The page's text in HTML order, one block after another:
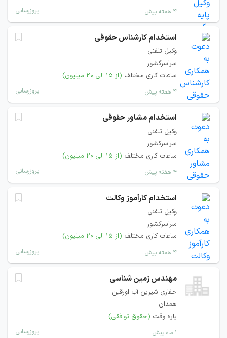
۴ هفته پیش بروزرسانی
استخدام کارشناس حقوقی
وکیل تلفنی
سراسرکشور
ساعات کاری مختلف (از ۱۵ الی ۲۰ میلیون)
۴ هفته پیش بروزرسانی
استخدام مشاور حقوقی
وکیل تلفنی
سراسرکشور
ساعات کاری مختلف (از ۱۵ الی ۲۰ میلیون)
۴ هفته پیش بروزرسانی
استخدام کارآموز وکالت
وکیل تلفنی
سراسرکشور
ساعات کاری مختلف (از ۱۵ الی ۲۰ میلیون)
۴ هفته پیش بروزرسانی
مهندس زمین شناسی
حفاری شیرین آب اورقین
همدان
پاره وقت (حقوق توافقی)
۱ ماه پیش بروزرسانی